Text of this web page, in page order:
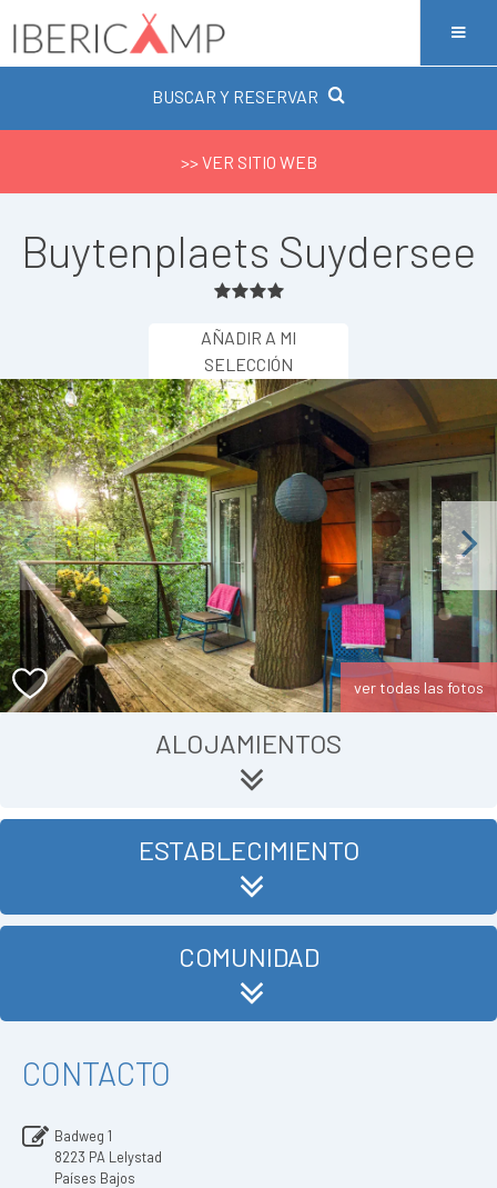
BUSCAR Y RESERVAR
>> VER SITIO WEB
Buytenplaets Suydersee
AÑADIR A MI
SELECCIÓN
Next
ver todas las fotos
ALOJAMIENTOS
ESTABLECIMIENTO
COMUNIDAD
CONTACTO
Badweg 1
8223 PA Lelystad
Países Bajos